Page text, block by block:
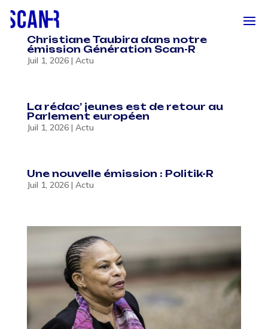
Christiane Taubira dans notre
émission Génération Scan-R
Juil 1, 2026| Actu
La rédac’ jeunes est de retour au
Parlement européen
Juil 1, 2026| Actu
Une nouvelle émission : Politik-R
Juil 1, 2026| Actu